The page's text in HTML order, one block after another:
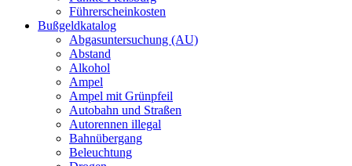
Führerscheinkosten
Bußgeldkatalog
Abgasuntersuchung (AU)
Abstand
Alkohol
Ampel
Ampel mit Grünpfeil
Autobahn und Straßen
Autorennen illegal
Bahnübergang
Beleuchtung